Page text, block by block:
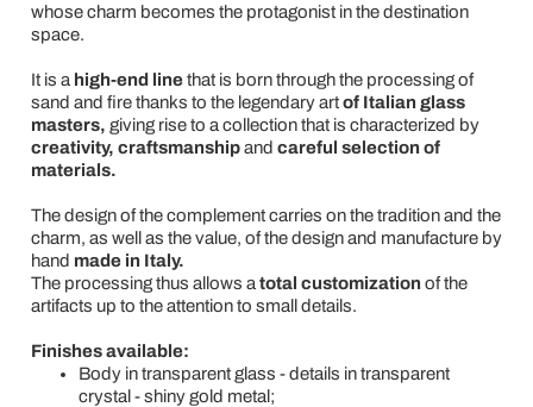
whose charm becomes the protagonist in the destination
space.
It is a high-end linethat is born through the processing of
sand and fire thanks to the legendary artof Italian glass
masters, giving rise to a collection that is characterized by
creativity, craftsmanshipand careful selection of
materials.
The design of the complement carries on the tradition and the
charm, as well as the value, of the design and manufacture by
hand made in Italy.
The processing thus allows a total customization of the
artifacts up to the attention to small details.
Finishes available:
Body in transparent glass - details in transparent
crystal - shiny gold metal;